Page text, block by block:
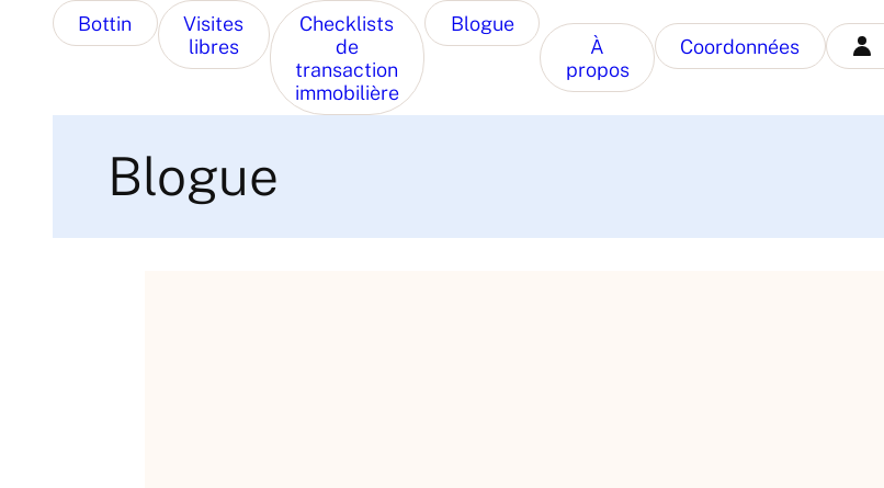
Bottin
Visites
libres
Checklists
de
transaction
immobilière
Blogue
À
propos
Coordonnées
Blogue